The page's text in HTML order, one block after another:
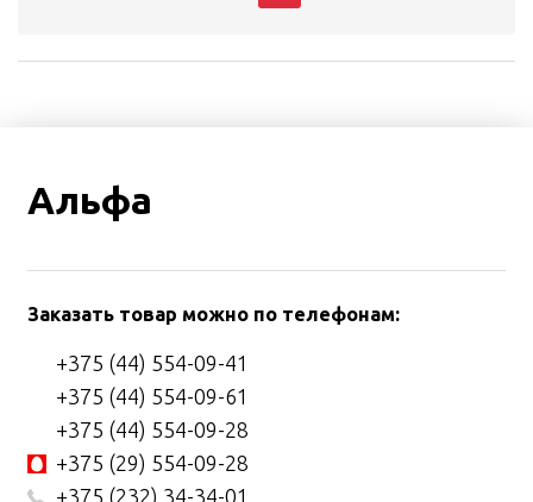
Альфа
Заказать товар можно по телефонам:
+375 (44) 554-09-41
+375 (44) 554-09-61
+375 (44) 554-09-28
+375 (29) 554-09-28
+375 (232) 34-34-01